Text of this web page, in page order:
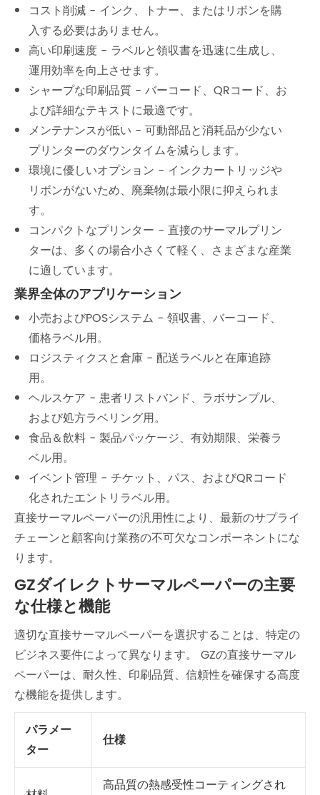
コスト削減 - インク、トナー、またはリボンを購
入する必要はありません。
高い印刷速度 - ラベルと領収書を迅速に生成し、
運用効率を向上させます。
シャープな印刷品質 - バーコード、QRコード、お
よび詳細なテキストに最適です。
メンテナンスが低い - 可動部品と消耗品が少ない
プリンターのダウンタイムを減らします。
環境に優しいオプション - インクカートリッジや
リボンがないため、廃棄物は最小限に抑えられま
す。
コンパクトなプリンター - 直接のサーマルプリン
ターは、多くの場合小さくて軽く、さまざまな産業
に適しています。
業界全体のアプリケーション
小売およびPOSシステム - 領収書、バーコード、
価格ラベル用。
ロジスティクスと倉庫 - 配送ラベルと在庫追跡
用。
ヘルスケア - 患者リストバンド、ラボサンプル、
および処方ラベリング用。
食品＆飲料 - 製品パッケージ、有効期限、栄養ラ
ベル用。
イベント管理 - チケット、パス、およびQRコード
化されたエントリラベル用。
直接サーマルペーパーの汎用性により、最新のサプライ
チェーンと顧客向け業務の不可欠なコンポーネントにな
ります。
GZダイレクトサーマルペーパーの主要
な仕様と機能
適切な直接サーマルペーパーを選択することは、特定の
ビジネス要件によって異なります。 GZの直接サーマル
ペーパーは、耐久性、印刷品質、信頼性を確保する高度
な機能を提供します。
パラメー
ター
仕様
高品質の熱感受性コーティングされ